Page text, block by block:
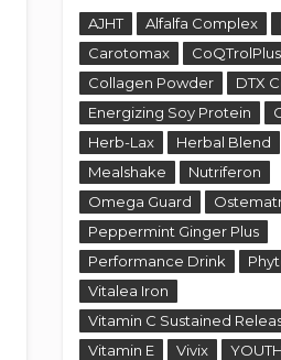
AJHT Alfalfa Complex
Carotomax
CoQTrolPlus
Collagen Powder
DTX
Energizing Soy Protein
Herb-Lax
Herbal Blend
Mealshake
Nutriferon
Omega Guard
Peppermint Ginger Plus
Performance Drink
Vitalea Iron
Vitamin C Sustained
Vitamin E
Vivix